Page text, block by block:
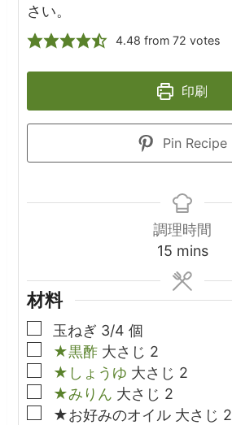
さい。
4.48 from 72 votes
印刷
Pin Recipe
調理時間
15minutes
mins
材料
▢
玉ねぎ 3/4 個
▢
★黒酢 大さじ 2
▢
★しょうゆ 大さじ 2
▢
★みりん 大さじ 2
▢
★お好みのオイル 大さじ 2